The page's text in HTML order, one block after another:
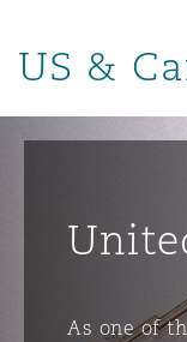
US &
As one of